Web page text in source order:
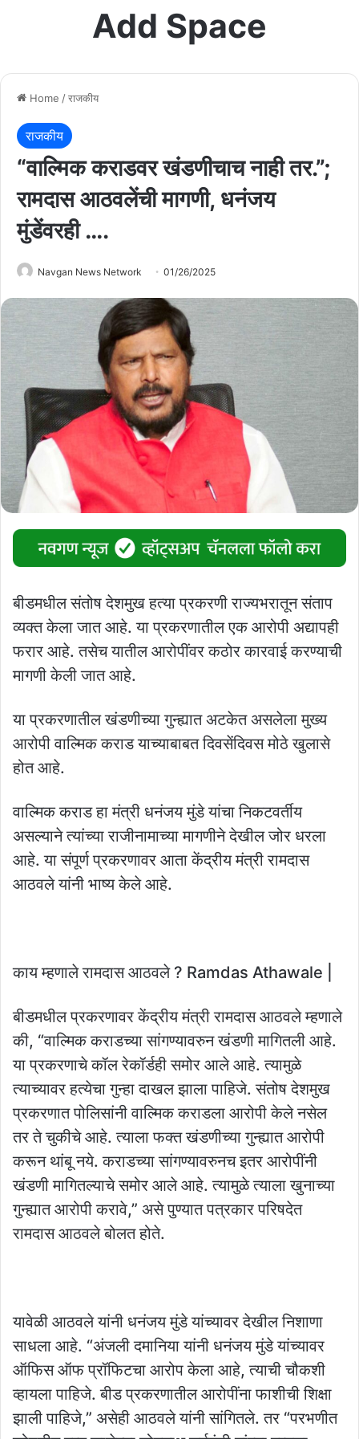
Add Space
Home /राजकीय
राजकीय
“वाल्मिक कराडवर खंडणीचाच नाही तर.”;
रामदास आठवलेंची मागणी, धनंजय
मुंडेंवरही ….
Navgan News Network 01/26/2025
बीडमधील संतोष देशमुख हत्या प्रकरणी राज्यभरातून संताप
व्यक्त केला जात आहे. या प्रकरणातील एक आरोपी अद्यापही
फरार आहे. तसेच यातील आरोपींवर कठोर कारवाई करण्याची
मागणी केली जात आहे.
या प्रकरणातील खंडणीच्या गुन्ह्यात अटकेत असलेला मुख्य
आरोपी वाल्मिक कराड याच्याबाबत दिवसेंदिवस मोठे खुलासे
होत आहे.
वाल्मिक कराड हा मंत्री धनंजय मुंडे यांचा निकटवर्तीय
असल्याने त्यांच्या राजीनामाच्या मागणीने देखील जोर धरला
आहे. या संपूर्ण प्रकरणावर आता केंद्रीय मंत्री रामदास
आठवले यांनी भाष्य केले आहे.
काय म्हणाले रामदास आठवले ? Ramdas Athawale |
बीडमधील प्रकरणावर केंद्रीय मंत्री रामदास आठवले म्हणाले
की, “वाल्मिक कराडच्या सांगण्यावरुन खंडणी मागितली आहे.
या प्रकरणाचे कॉल रेकॉर्डही समोर आले आहे. त्यामुळे
त्याच्यावर हत्येचा गुन्हा दाखल झाला पाहिजे. संतोष देशमुख
प्रकरणात पोलिसांनी वाल्मिक कराडला आरोपी केले नसेल
तर ते चुकीचे आहे. त्याला फक्त खंडणीच्या गुन्ह्यात आरोपी
करून थांबू नये. कराडच्या सांगण्यावरुनच इतर आरोपींनी
खंडणी मागितल्याचे समोर आले आहे. त्यामुळे त्याला खुनाच्या
गुन्ह्यात आरोपी करावे,” असे पुण्यात पत्रकार परिषदेत
रामदास आठवले बोलत होते.
यावेळी आठवले यांनी धनंजय मुंडे यांच्यावर देखील निशाणा
साधला आहे. “अंजली दमानिया यांनी धनंजय मुंडे यांच्यावर
ऑफिस ऑफ प्रॉफिटचा आरोप केला आहे, त्याची चौकशी
व्हायला पाहिजे. बीड प्रकरणातील आरोपींना फाशीची शिक्षा
झाली पाहिजे,” असेही आठवले यांनी सांगितले. तर “परभणीत